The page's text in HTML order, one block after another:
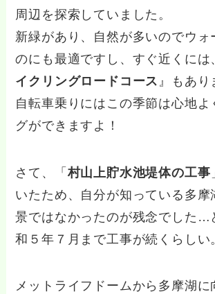
周辺を探索していました。
新緑があり、自然が多いのでウォ
のにも最適ですし、すぐ近くには
イクリングロードコース 』もあり
自転車乗りにはこの季節は心地よ
グができますよ！
さて、「村山上貯水池堤体の工事
いたため、自分が知っている多摩
景ではなかったのが残念でした…
和５年７月まで工事が続くらしい
メットライフドームから多摩湖に